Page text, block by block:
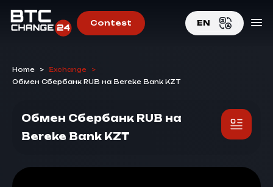
Contest EN
Home > Exchange
>
Обмен Сбербанк RUB на Bereke Bank KZT
Обмен Сбербанк RUB на
Bereke Bank KZT